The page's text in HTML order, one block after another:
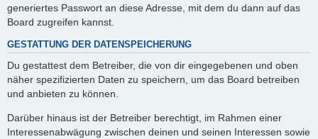
generiertes Passwort an diese Adresse, mit dem du dann auf das
Board zugreifen kannst.
GESTATTUNG DER DATENSPEICHERUNG
Du gestattest dem Betreiber, die von dir eingegebenen und oben
näher spezifizierten Daten zu speichern, um das Board betreiben
und anbieten zu können.
Darüber hinaus ist der Betreiber berechtigt, im Rahmen einer
Interessenabwägung zwischen deinen und seinen Interessen sowie